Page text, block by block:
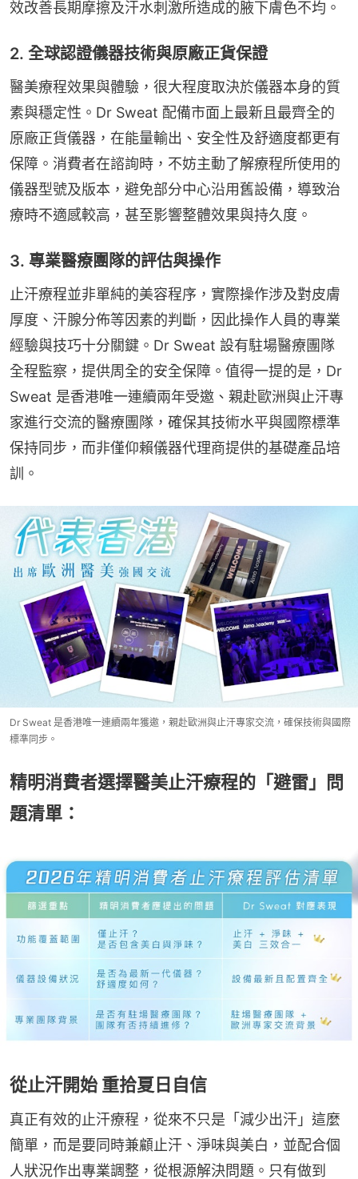
效改善長期摩擦及汗水刺激所造成的腋下膚色不均。
2. 全球認證儀器技術與原廠正貨保證
醫美療程效果與體驗，很大程度取決於儀器本身的質
素與穩定性。Dr Sweat 配備市面上最新且最齊全的
原廠正貨儀器，在能量輸出、安全性及舒適度都更有
保障。消費者在諮詢時，不妨主動了解療程所使用的
儀器型號及版本，避免部分中心沿用舊設備，導致治
療時不適感較高，甚至影響整體效果與持久度。
3. 專業醫療團隊的評估與操作
止汗療程並非單純的美容程序，實際操作涉及對皮膚
厚度、汗腺分佈等因素的判斷，因此操作人員的專業
經驗與技巧十分關鍵。Dr Sweat 設有駐場醫療團隊
全程監察，提供周全的安全保障。值得一提的是，Dr
Sweat 是香港唯一連續兩年受邀、親赴歐洲與止汗專
家進行交流的醫療團隊，確保其技術水平與國際標準
保持同步，而非僅仰賴儀器代理商提供的基礎產品培
訓。
Dr Sweat 是香港唯一連續兩年獲邀，親赴歐洲與止汗專家交流，確保技術與國際
標準同步。
精明消費者選擇醫美止汗療程的「避雷」問
題清單：
從止汗開始 重拾夏日自信
真正有效的止汗療程，從來不只是「減少出汗」這麼
簡單，而是要同時兼顧止汗、淨味與美白，並配合個
人狀況作出專業調整，從根源解決問題。只有做到